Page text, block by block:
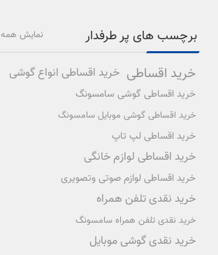
برچسب های پر طرفدار
خرید اقساطی خرید اقساطی انواع گوشی
خرید اقساطی گوشی سامسونگ
خرید اقساطی گوشی موبایل سامسونگ
خرید اقساطی لپ تاپ
خرید اقساطی لوازم خانگی
خرید اقساطی لوازم صوتی وتصویری
خرید نقدی تلفن همراه
خرید نقدی تلفن همراه سامسونگ
خرید نقدی گوشی موبایل
نمایش همه